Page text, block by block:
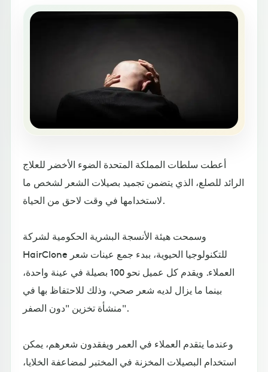
أعطت سلطات المملكة المتحدة الضوء الأخضر للعلاج
الرائد للصلع، الذي يتضمن تجميد بصيلات الشعر لشخص ما
لاستخدامها في وقت لاحق من الحياة.
وسمحت هيئة الأنسجة البشرية الحكومية لشركة
HairClone للتكنولوجيا الحيوية، ببدء جمع عينات شعر
العملاء. ويقدم كل عميل نحو 100 بصيلة في عينة واحدة،
بينما ما يزال لديه شعر صحي، وذلك للاحتفاظ بها في
منشأة تخزين "دون الصفر".
وعندما يتقدم العملاء في العمر ويفقدون شعرهم، يمكن
استخدام البصيلات المخزنة في المختبر لمضاعفة الخلايا،